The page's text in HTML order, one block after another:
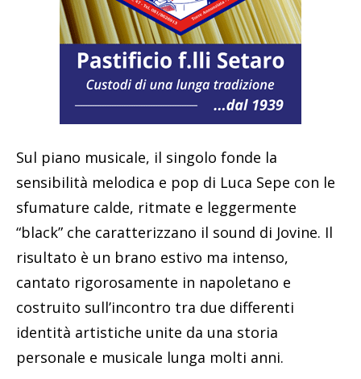
Sul piano musicale, il singolo fonde la
sensibilità melodica e pop di Luca Sepe con le
sfumature calde, ritmate e leggermente
“black” che caratterizzano il sound di Jovine. Il
risultato è un brano estivo ma intenso,
cantato rigorosamente in napoletano e
costruito sull’incontro tra due differenti
identità artistiche unite da una storia
personale e musicale lunga molti anni.